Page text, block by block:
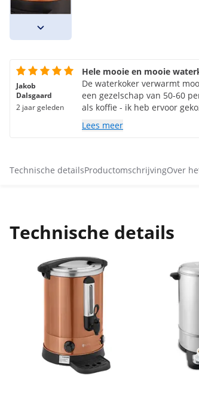
Jakob
Dalsgaard
2 jaar geleden
Hele mooie en mooie
De waterkoker verwarmt
een gezelschap van 50-60
als koffie - ik heb ervoor
kopjes als kannen.
Lees meer
Technische detailsProductomschrijvingOver
Technische details